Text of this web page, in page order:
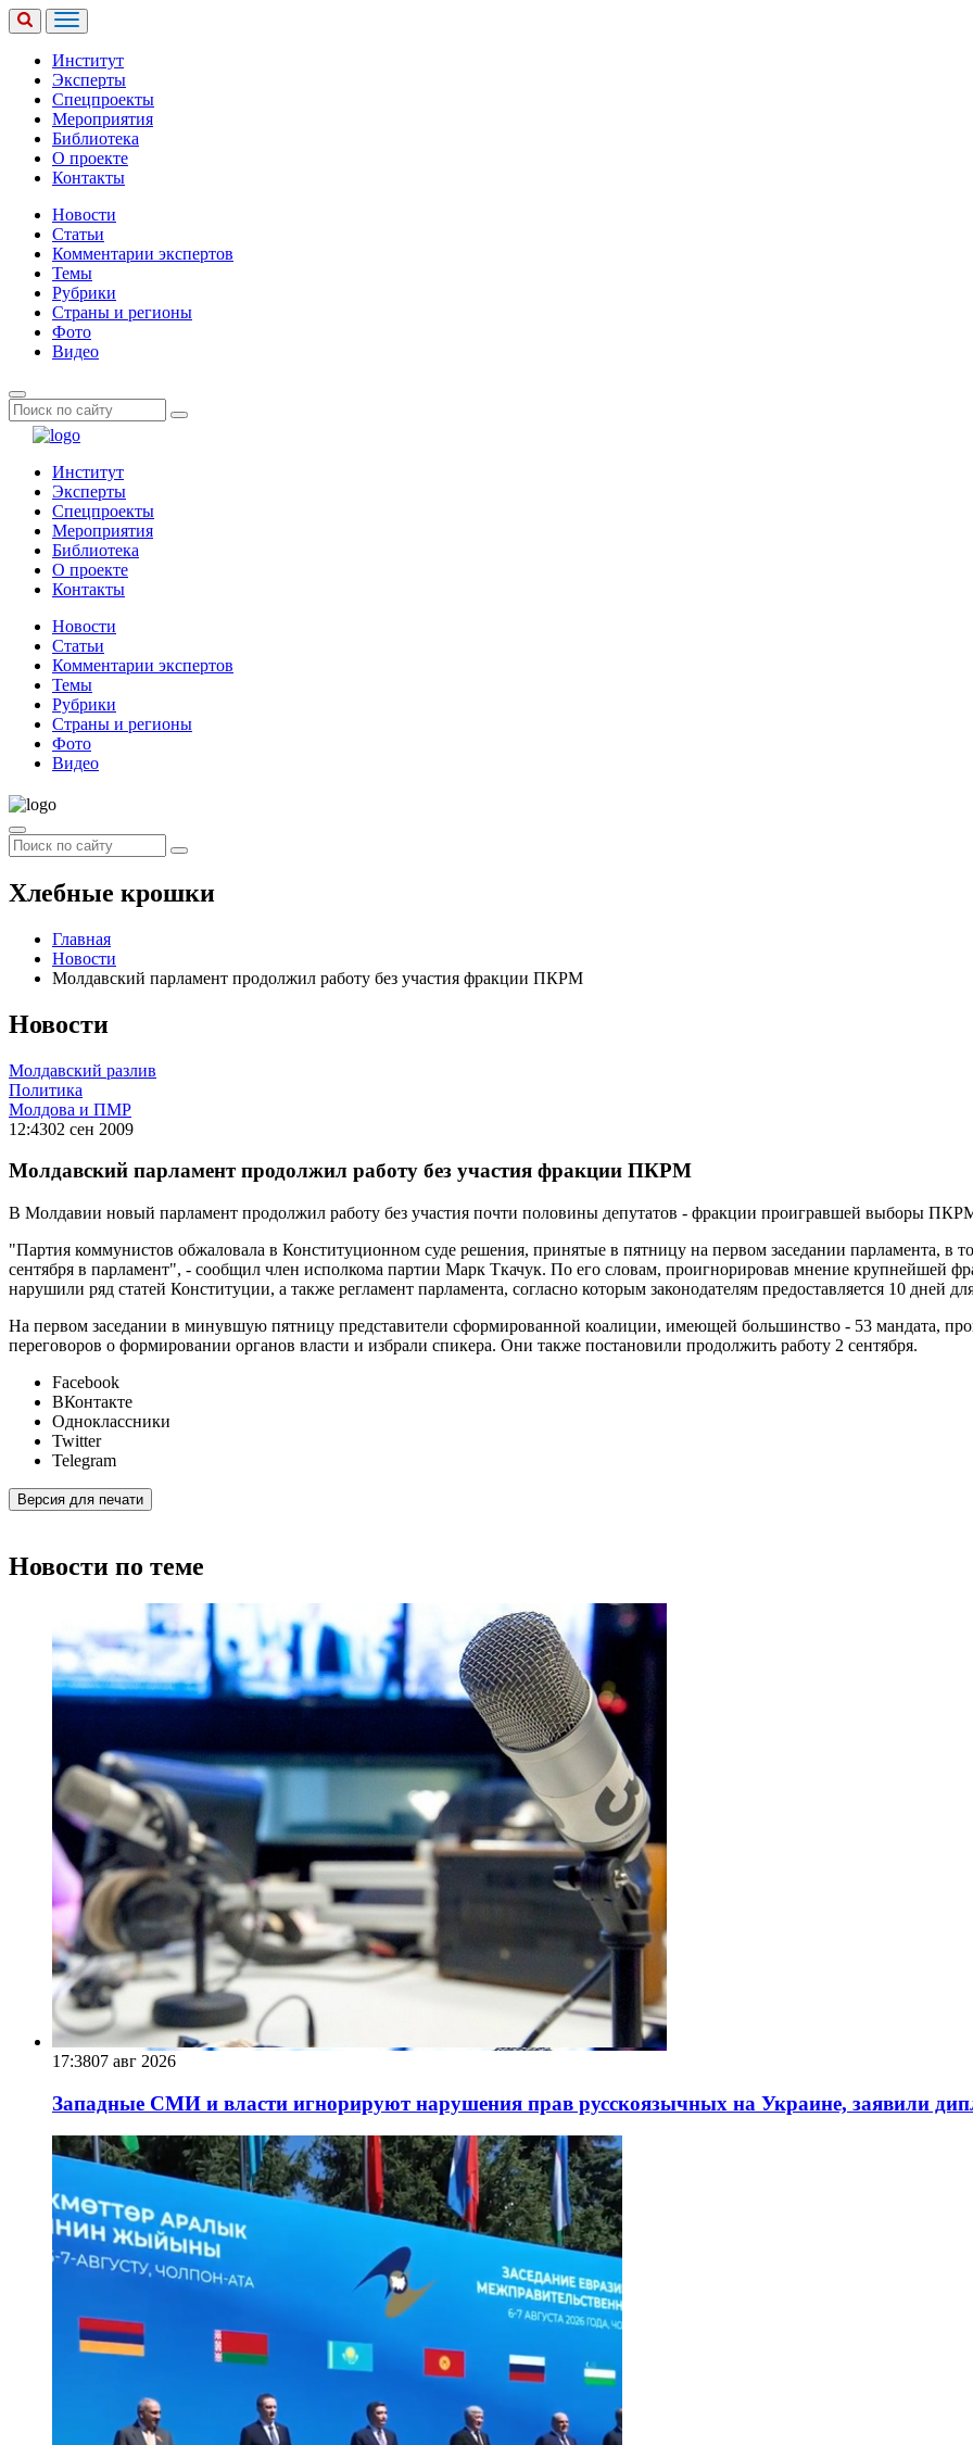
Институт
Эксперты
Спецпроекты
Мероприятия
Библиотека
О проекте
Контакты
Новости
Статьи
Комментарии экспертов
Темы
Рубрики
Страны и регионы
Фото
Видео
Институт
Эксперты
Спецпроекты
Мероприятия
Библиотека
О проекте
Контакты
Новости
Статьи
Комментарии экспертов
Темы
Рубрики
Страны и регионы
Фото
Видео
Хлебные крошки
Главная
Новости
Молдавский парламент продолжил работу без участия фракции ПКРМ
Новости
Молдавский разлив
Политика
Молдова и ПМР
12:4302 сен 2009
Молдавский парламент продолжил работу без участия фракции ПКРМ
В Молдавии новый парламент продолжил работу без участия почти половины депутатов - фракции проигравшей выборы
"Партия коммунистов обжаловала в Конституционном суде решения, принятые в пятницу на первом заседании парламента, в
сентября в парламент", - сообщил член исполкома партии Марк Ткачук. По его словам, проигнорировав мнение крупнейшей
нарушили ряд статей Конституции, а также регламент парламента, согласно которым законодателям предоставляется 10 дней
На первом заседании в минувшую пятницу представители сформированной коалиции, имеющей большинство - 53 мандата,
переговоров о формировании органов власти и избрали спикера. Они также постановили продолжить работу 2 сентября.
Facebook
ВКонтакте
Одноклассники
Twitter
Telegram
Версия для печати
Новости по теме
17:3807 авг 2026
Западные СМИ и власти игнорируют нарушения прав русскоязычных на Украине, заявили